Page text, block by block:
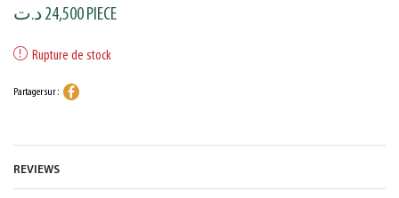
24,500د.ت PIECE
Rupture de stock
Partager sur :
REVIEWS